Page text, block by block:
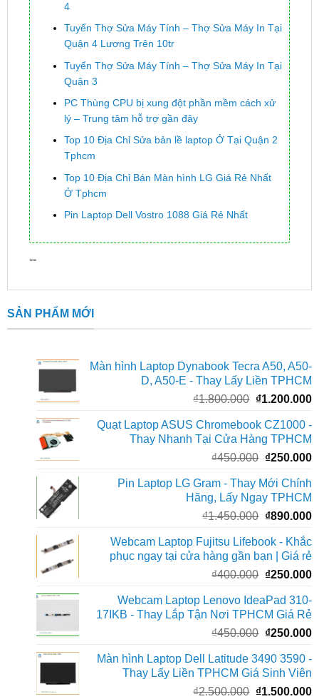
4
Tuyển Thợ Sửa Máy Tính – Thợ Sửa Máy In Tại
Quận 4 Lương Trên 10tr
Tuyển Thợ Sửa Máy Tính – Thợ Sửa Máy In Tại
Quận 3
PC Thùng CPU bị xung đột phần mềm cách xử
lý – Trung tâm hỗ trợ gần đây
Top 10 Địa Chỉ Sửa bản lề laptop Ở Tại Quận 2
Tphcm
Top 10 Địa Chỉ Bán Màn hình LG Giá Rẻ Nhất
Ở Tphcm
Pin Laptop Dell Vostro 1088 Giá Rẻ Nhất
--
SẢN PHẨM MỚI
Màn hình Laptop Dynabook Tecra A50, A50-
D, A50-E - Thay Lấy Liền TPHCM
₫1.800.000 Giá
là:
₫1.800.000.
₫1.200.000
Quạt Laptop ASUS Chromebook CZ1000 -
Thay Nhanh Tại Cửa Hàng TPHCM
₫450.000 Giá
là:
₫450.000.
₫250.000
Pin Laptop LG Gram - Thay Mới Chính
Hãng, Lấy Ngay TPHCM
₫1.450.000 Giá
là:
₫890.000
Webcam Laptop Fujitsu Lifebook - Khắc
phục ngay tại cửa hàng gần bạn | Giá rẻ
₫400.000 Giá
là:
₫400.000.
₫250.000
Webcam Laptop Lenovo IdeaPad 310-
17IKB - Thay Lắp Tận Nơi TPHCM Giá Rẻ
₫450.000 Giá
là:
₫450.000.
₫250.000
Màn hình Laptop Dell Latitude 3490 3590 -
Thay Lấy Liền TPHCM Giá Sinh Viên
₫2.500.000 Giá
₫1.500.000